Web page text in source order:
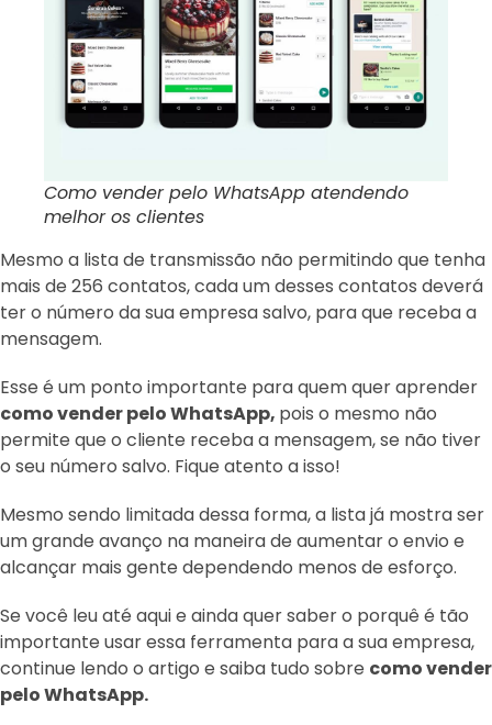
Como vender pelo WhatsApp atendendo
melhor os clientes
Mesmo a lista de transmissão não permitindo que tenha
mais de 256 contatos, cada um desses contatos deverá
ter o número da sua empresa salvo, para que receba a
mensagem.
Esse é um ponto importante para quem quer aprender
como vender pelo WhatsApp, pois o mesmo não
permite que o cliente receba a mensagem, se não tiver
o seu número salvo. Fique atento a isso!
Mesmo sendo limitada dessa forma, a lista já mostra ser
um grande avanço na maneira de aumentar o envio e
alcançar mais gente dependendo menos de esforço.
Se você leu até aqui e ainda quer saber o porquê é tão
importante usar essa ferramenta para a sua empresa,
continue lendo o artigo e saiba tudo sobre como vender
pelo WhatsApp.